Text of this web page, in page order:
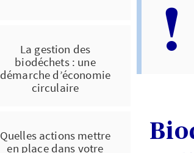
La gestion des
biodéchets : une
démarche d’économie
circulaire
Quelles actions mettre
en place dans votre
!